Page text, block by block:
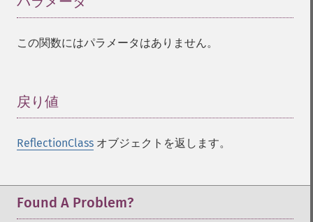
この関数にはパラメータはありません。
戻り値
ReflectionClass オブジェクトを返します。
Found A Problem?